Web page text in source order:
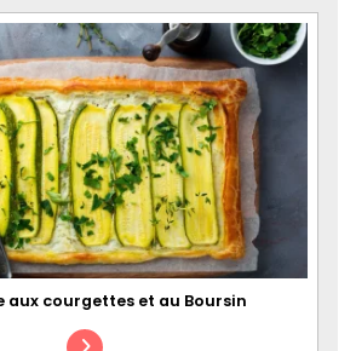
aux courgettes et au Boursin